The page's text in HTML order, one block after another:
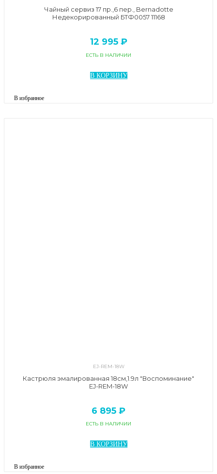
Чайный сервиз 17 пр.,6 пер., Bernadotte
Недекорированный БТФ0057 11168
12 995 ₽
ЕСТЬ В НАЛИЧИИ
В КОРЗИНУ
В избранное
EJ-REM-18W
Кастрюля эмалированная 18см,1.9л "Воспоминание"
EJ-REM-18W
6 895 ₽
ЕСТЬ В НАЛИЧИИ
В КОРЗИНУ
В избранное